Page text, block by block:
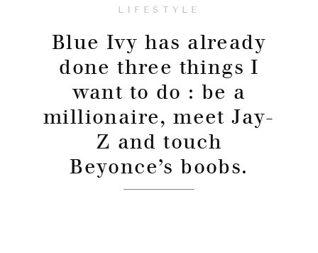
LIFESTYLE
Blue Ivy has already
done three things I
want to do : be a
millionaire, meet Jay-
Z and touch
Beyonce’s boobs.